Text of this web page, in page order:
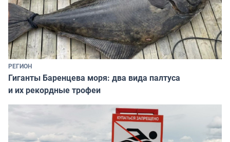
РЕГИОН
Гиганты Баренцева моря: два вида палтуса
и их рекордные трофеи